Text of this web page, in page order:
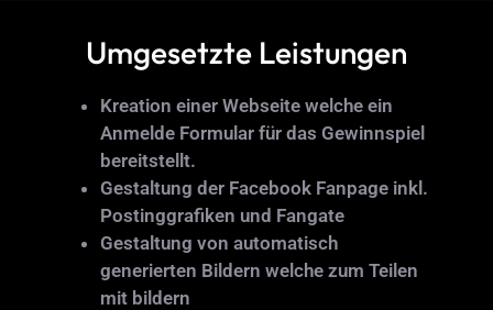
Umgesetzte Leistungen
Kreation einer Webseite welche ein
Anmelde Formular für das Gewinnspiel
bereitstellt.
Gestaltung der Facebook Fanpage inkl.
Postinggrafiken und Fangate
Gestaltung von automatisch
generierten Bildern welche zum Teilen
mit bildern